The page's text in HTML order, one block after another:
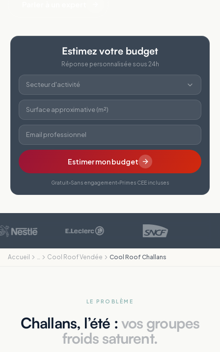
Estimez votre budget
Réponse personnalisée sous 24h
Secteur d'activité
Surface approximative (m²)
Email professionnel
Estimer mon budget
Gratuit Sans engagement Primes CEE incluses
Accueil … Cool Roof Vendée Cool Roof Challans
LE PROBLÈME
Challans, l’été : vos groupes
froids saturent.